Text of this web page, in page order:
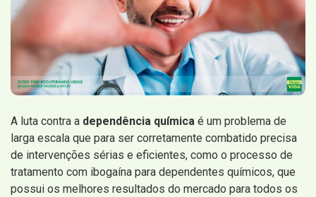
A luta contra a dependência química é um problema de
larga escala que para ser corretamente combatido precisa
de intervenções sérias e eficientes, como o processo de
tratamento com ibogaína para dependentes químicos, que
possui os melhores resultados do mercado para todos os